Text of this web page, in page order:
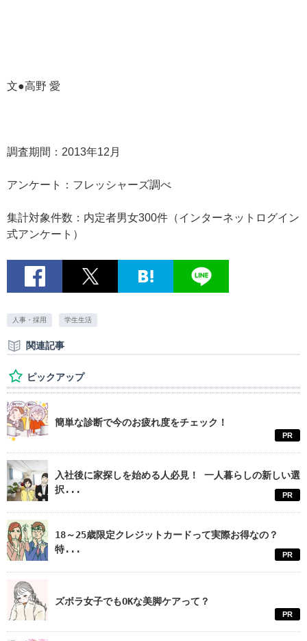
文●高野 愛
調査期間：2013年12月
アンケート：フレッシャーズ調べ
集計対象件数：内定者男女300件（インターネットログイン
式アンケート）
人事・採用 学生生活
関連記事
ピックアップ
簡単な診断で今のお疲れ度をチェック！
PR
入社後に家探しを始める人必見！ 一人暮らしの新しい選
択...
PR
18～25歳限定クレジットカードって実際お得なの？
特...
PR
ズボラ女子でもOKな美脚ケアって？
PR